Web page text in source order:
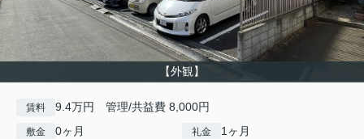
【外観】
賃料 9.4万円 管理/共益費 8,000円
敷金 0ヶ月 礼金 1ヶ月